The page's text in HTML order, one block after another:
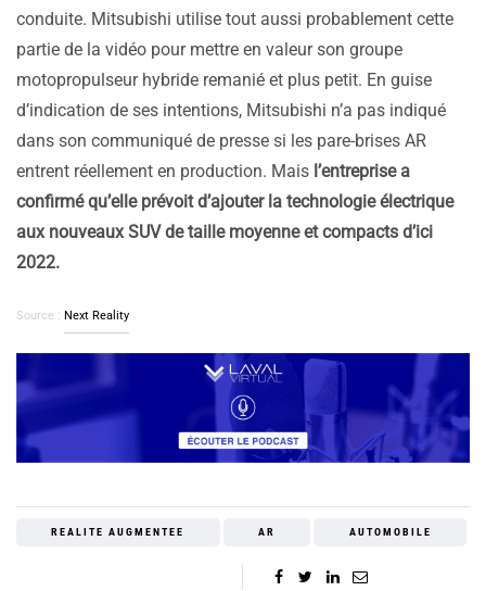
conduite. Mitsubishi utilise tout aussi probablement cette
partie de la vidéo pour mettre en valeur son groupe
motopropulseur hybride remanié et plus petit. En guise
d’indication de ses intentions, Mitsubishi n’a pas indiqué
dans son communiqué de presse si les pare-brises AR
entrent réellement en production. Mais l’entreprise a
confirmé qu’elle prévoit d’ajouter la technologie électrique
aux nouveaux SUV de taille moyenne et compacts d’ici
2022.
Source : Next Reality
REALITE AUGMENTEE AR AUTOMOBILE